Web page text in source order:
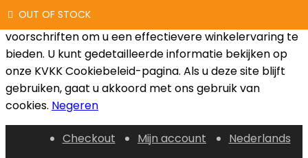
We gebruiken cookies die voldoen aan de wettelijke
voorschriften om u een effectievere winkelervaring te
bieden. U kunt gedetailleerde informatie bekijken op
onze KVKK Cookiebeleid-pagina. Als u deze site blijft
gebruiken, gaat u akkoord met ons gebruik van
cookies. Negeren
Checkout Mijn account Nederlands
OUT OF STOCK
OUT OF STOCK
OUT OF STOCK